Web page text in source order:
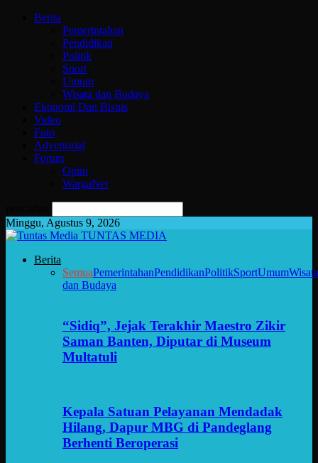
Berita
Pemerintahan
Pendidikan
Politik
Sport
Umum
Wisata dan Budaya
Ekonomi Dan Bisnis
Video
Foto
Advertorial
Forum
Opini
WargaNet
Minggu, Agustus 9, 2026
TUNTAS MEDIA
Berita
SemuaPemerintahanPendidikanPolitikSportUmumWisata
dan Budaya
“Sidiq”, Jejak Terakhir Maestro Zikir
Saman Banten, Diputar di Museum
Multatuli
Kepala Satuan Pelayanan Mendadak
Hilang, Dapur MBG di Pandeglang
Berhenti Beroperasi